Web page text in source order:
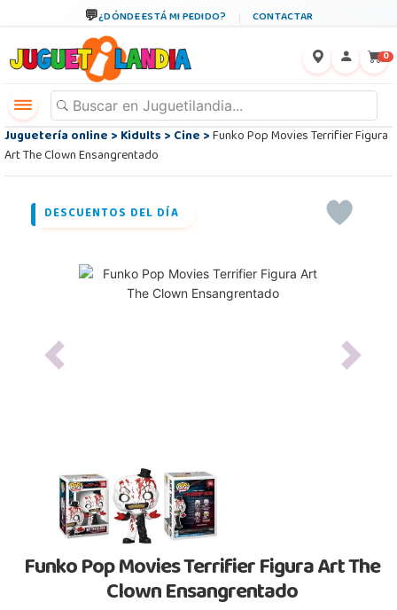
¿DÓNDE ESTÁ MI PEDIDO? CONTACTAR
0
Juguetería online>Kidults>Cine>Funko Pop Movies Terrifier Figura
Art The Clown Ensangrentado
DESCUENTOS DEL DÍA
Previous Next
Funko Pop Movies Terrifier Figura Art The
Clown Ensangrentado